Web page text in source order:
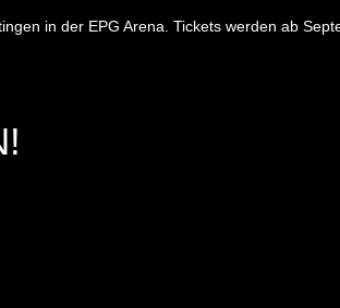
in der EPG Arena. Tickets werden ab